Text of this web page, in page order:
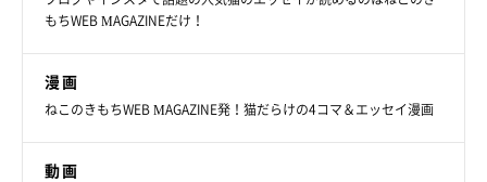
もちWEB MAGAZINEだけ！
漫画
ねこのきもちWEB MAGAZINE発！猫だらけの4コマ＆エッセイ漫画
動画